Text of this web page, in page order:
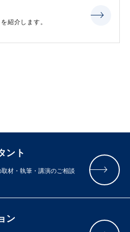
紹介します。
ント
材・執筆・講演のご相談
ン